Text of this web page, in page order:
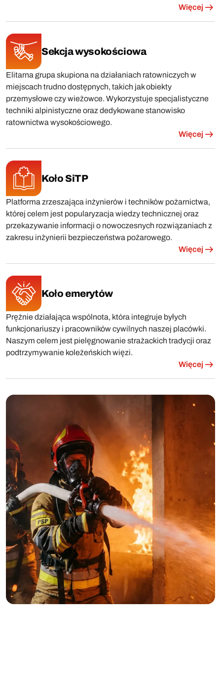
Więcej
Sekcja wysokościowa
Elitarna grupa skupiona na działaniach ratowniczych w
miejscach trudno dostępnych, takich jak obiekty
przemysłowe czy wieżowce. Wykorzystuje specjalistyczne
techniki alpinistyczne oraz dedykowane stanowisko
ratownictwa wysokościowego.
Więcej
Koło SiTP
Platforma zrzeszająca inżynierów i techników pożarnictwa,
której celem jest popularyzacja wiedzy technicznej oraz
przekazywanie informacji o nowoczesnych rozwiązaniach z
zakresu inżynierii bezpieczeństwa pożarowego.
Więcej
Koło emerytów
Prężnie działająca wspólnota, która integruje byłych
funkcjonariuszy i pracowników cywilnych naszej placówki.
Naszym celem jest pielęgnowanie strażackich tradycji oraz
podtrzymywanie koleżeńskich więzi.
Więcej